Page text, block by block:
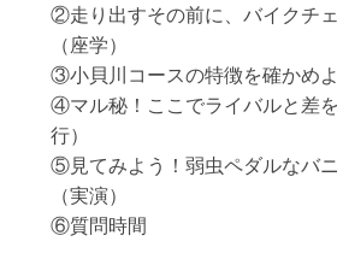
②走り出すその前に、バイクチ
（座学）
③小貝川コースの特徴を確かめよ
④マル秘！ここでライバルと差
行）
⑤見てみよう！弱虫ペダルなバ
（実演）
⑥質問時間